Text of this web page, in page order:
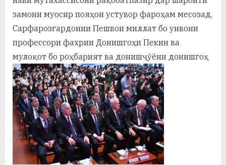
замони муосир пояҳои устувор фароҳам месозад.
Сарфарозгардонии Пешвои миллат бо унвони
профессори фахрии Донишгоҳи Пекин ва
мулоқот бо роҳбарият ва донишҷӯёни донишгоҳ